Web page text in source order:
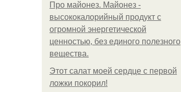
Про майонез. Майонез -
высококалорийный продукт с
огромной энергетической
ценностью, без единого полезного
вещества.
Этот салат моей сердце с первой
ложки покорил!